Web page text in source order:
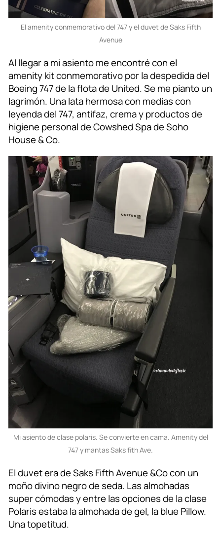
El amenity conmemorativo del 747 y el duvet de Saks Fifth
Avenue
Al llegar a mi asiento me encontré con el
amenity kit conmemorativo por la despedida del
Boeing 747 de la flota de United. Se me pianto un
lagrimón. Una lata hermosa con medias con
leyenda del 747, antifaz, crema y productos de
higiene personal de Cowshed Spa de Soho
House & Co.
Mi asiento de clase polaris. Se convierte en cama. Amenity del
747 y mantas Saks fith Ave.
El duvet era de Saks Fifth Avenue &Co con un
moño divino negro de seda. Las almohadas
super cómodas y entre las opciones de la clase
Polaris estaba la almohada de gel, la blue Pillow.
Una topetitud.